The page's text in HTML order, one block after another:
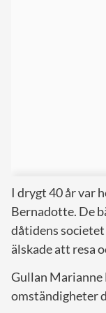
I drygt 40 år var
Bernadotte. De
dåtidens
älskade att resa
Gullan Marianne
omständigheter